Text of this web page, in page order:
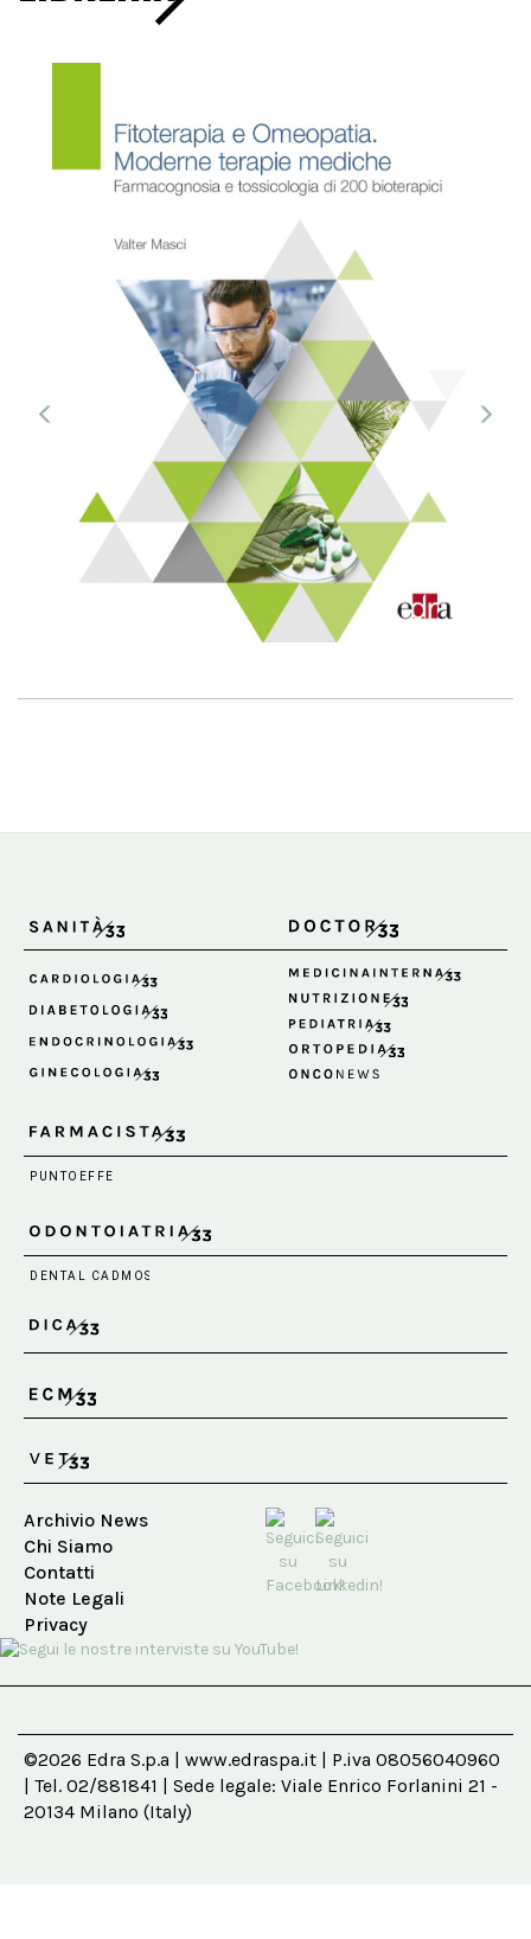
Archivio News
Chi Siamo
Contatti
Note Legali
Privacy
©2026 Edra S.p.a | www.edraspa.it | P.iva 08056040960
| Tel. 02/881841 | Sede legale: Viale Enrico Forlanini 21 -
20134 Milano (Italy)